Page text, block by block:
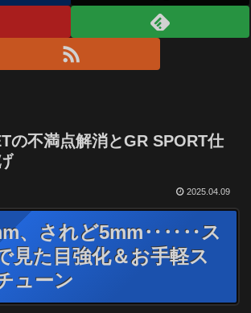
の不満点解消とGR SPORT仕
2025.04.09
、されど5mm‥‥‥ス
見た目強化＆お手軽ス
ューン